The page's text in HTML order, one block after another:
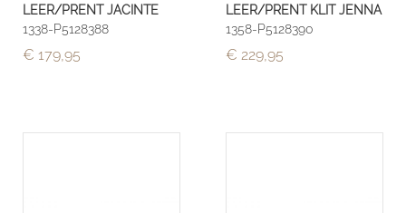
LEER/PRENT JACINTE
1338-P5128388
€ 179,95
LEER/PRENT KLIT JENNA
1358-P5128390
€ 229,95